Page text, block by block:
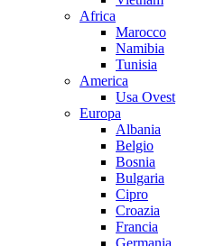
Africa
Marocco
Namibia
Tunisia
America
Usa Ovest
Europa
Albania
Belgio
Bosnia
Bulgaria
Cipro
Croazia
Francia
Germania